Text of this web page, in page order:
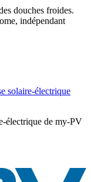
douches froides.
indépendant
solaire-électrique
électrique de my-PV